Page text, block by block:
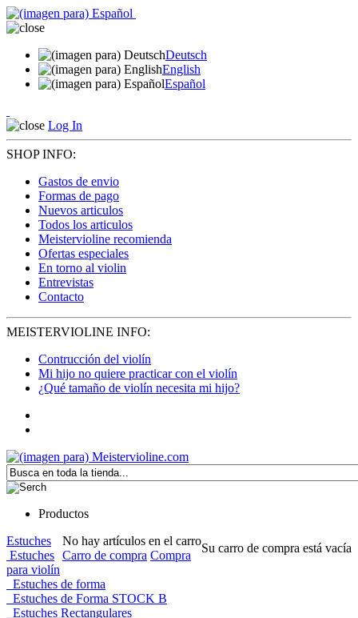
Deutsch
English
Español
Log In
SHOP INFO:
Gastos de envio
Formas de pago
Nuevos articulos
Todos los articulos
Meistervioline recomienda
Ofertas especiales
En torno al violin
Entrevistas
Contacto
MEISTERVIOLINE INFO:
Contrucción del violín
Mi hijo no quiere practicar con el violín
¿Qué tamaño de violín necesita mi hijo?
Productos
No hay artículos en el carro
Carro de compra Compra
Su carro de compra está vacía
Estuches
Estuches
para violín
Estuches de forma
Estuches de Forma STOCK B
Estuches Rectangulares